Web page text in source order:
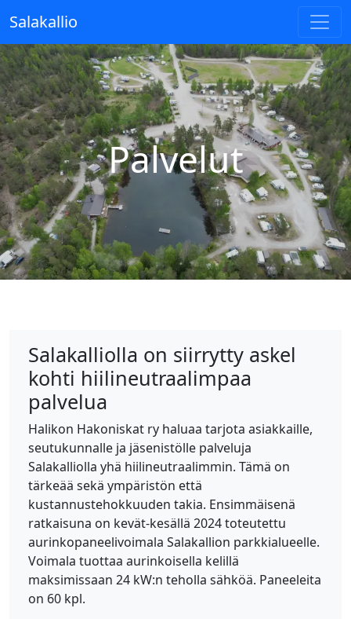
Salakallio
Palvelut
Salakalliolla on siirrytty askel
kohti hiilineutraalimpaa
palvelua
Halikon Hakoniskat ry haluaa tarjota asiakkaille,
seutukunnalle ja jäsenistölle palveluja
Salakalliolla yhä hiilineutraalimmin. Tämä on
tärkeää sekä ympäristön että
kustannustehokkuuden takia. Ensimmäisenä
ratkaisuna on kevät-kesällä 2024 toteutettu
aurinkopaneelivoimala Salakallion parkkialueelle.
Voimala tuottaa aurinkoisella kelillä
maksimissaan 24 kW:n teholla sähköä. Paneeleita
on 60 kpl.